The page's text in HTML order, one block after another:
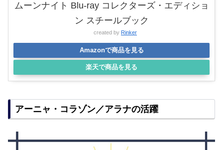
ムーンナイト Blu-ray コレクターズ・エディショ
ン スチールブック
created by Rinker
Amazonで商品を見る
楽天で商品を見る
アーニャ・コラゾン／アラナの活躍